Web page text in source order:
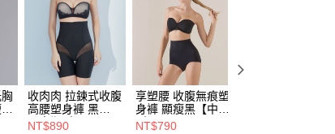
查看運費
收肉肉 拉鍊式收腹
高腰塑身褲 黑
【中塑型】
NT$890
享塑腰 收腹無痕塑
身褲 顯瘦黑【中塑
型】
NT$790